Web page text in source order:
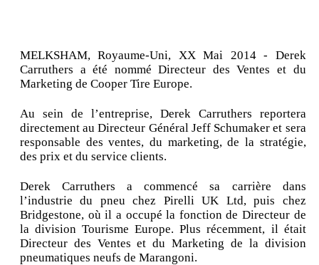
MELKSHAM, Royaume-Uni, XX Mai 2014 - Derek
Carruthers a été nommé Directeur des Ventes et du
Marketing de Cooper Tire Europe.
Au sein de l’entreprise, Derek Carruthers reportera
directement au Directeur Général Jeff Schumaker et sera
responsable des ventes, du marketing, de la stratégie,
des prix et du service clients.
Derek Carruthers a commencé sa carrière dans
l’industrie du pneu chez Pirelli UK Ltd, puis chez
Bridgestone, où il a occupé la fonction de Directeur de
la division Tourisme Europe. Plus récemment, il était
Directeur des Ventes et du Marketing de la division
pneumatiques neufs de Marangoni.